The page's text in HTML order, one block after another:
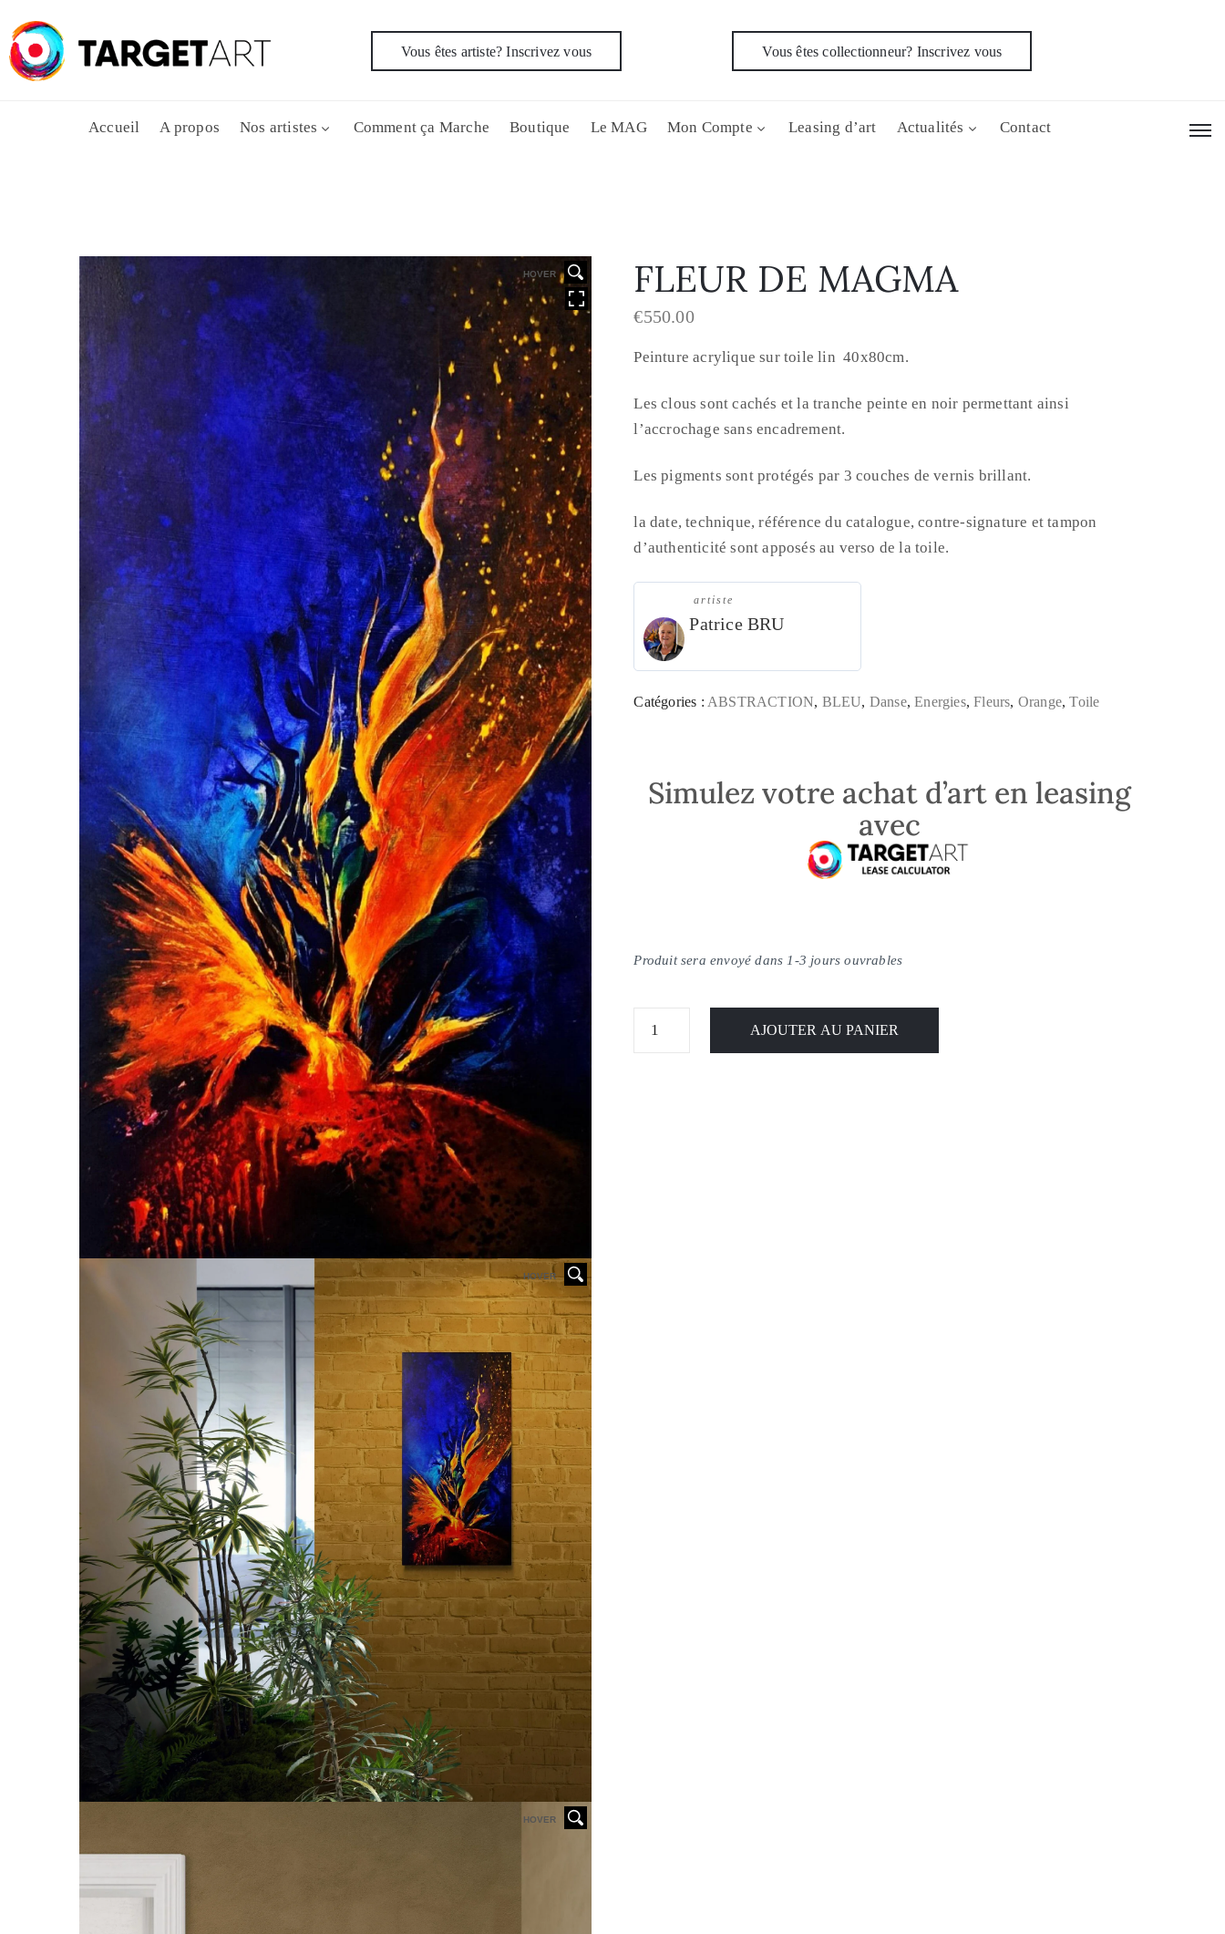
Vous êtes artiste? Inscrivez vous Vous êtes collectionneur? Inscrivez vous
Accueil A propos Nos artistes Comment ça Marche Boutique Le MAG Mon Compte Leasing d’art Actualités Contact
HOVER
HOVER
HOVER
FLEUR DE MAGMA
€550.00
Peinture acrylique sur toile lin 40x80cm.
Les clous sont cachés et la tranche peinte en noir permettant ainsi
l’accrochage sans encadrement.
Les pigments sont protégés par 3 couches de vernis brillant.
la date, technique, référence du catalogue, contre-signature et tampon
d’authenticité sont apposés au verso de la toile.
artiste
Patrice BRU
Catégories :ABSTRACTION, BLEU, Danse,Energies,Fleurs, Orange,Toile
Simulez votre achat d’art en leasing
avec
Produit sera envoyé dans 1-3 jours ouvrables
AJOUTER AU PANIER